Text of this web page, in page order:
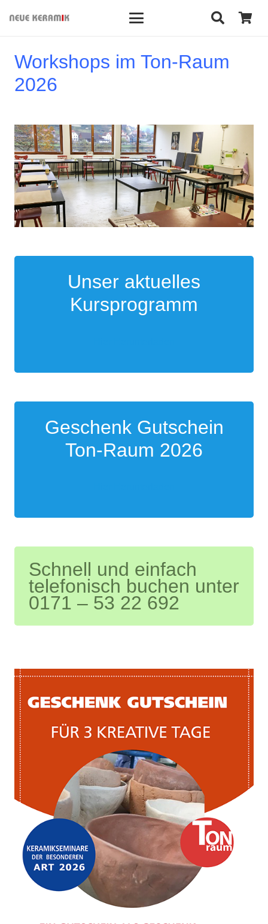
Workshops im Ton-Raum
2026
Unser aktuelles
Kursprogramm
Geschenk Gutschein
Ton-Raum 2026
Schnell und einfach
telefonisch buchen unter
0171 – 53 22 692